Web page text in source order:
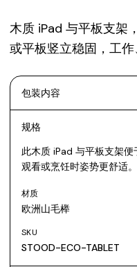
木质 iPad 与平板支架
或平板竖立稳固，工
包装内容
规格
此木质 iPad 与平板支架
观看或烹饪时姿势更舒适
材质
欧洲山毛榉
SKU
STOOD-ECO-TABLET